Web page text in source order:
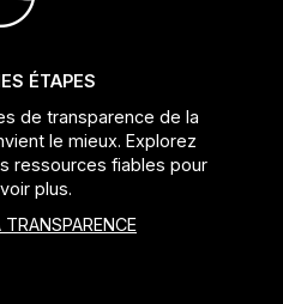
ÉTAPES
de transparence de la
le mieux. Explorez
ressources fiables pour
plus.